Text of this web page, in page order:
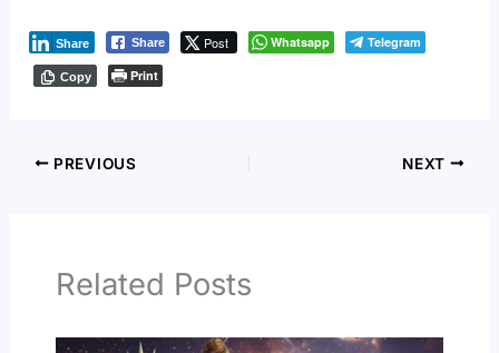
Share Post
Share Whatsapp Telegram
Copy Print
PREVIOUS NEXT
Related Posts